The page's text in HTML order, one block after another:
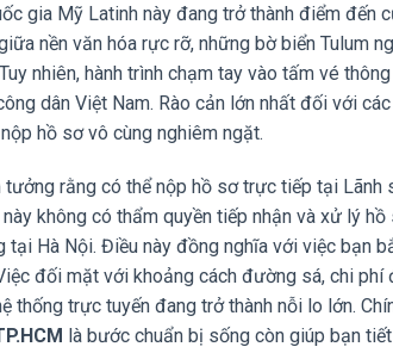
gia Mỹ Latinh này đang trở thành điểm
nền văn hóa rực rỡ, những bờ biển Tulum
nhiên, hành trình chạm tay vào tấm vé
dân Việt Nam. Rào cản lớn nhất đối với
hồ sơ vô cùng nghiêm ngặt.
rằng có thể nộp hồ sơ trực tiếp tại Lãnh
không có thẩm quyền tiếp nhận và xử lý
Hà Nội. Điều này đồng nghĩa với việc bạn
đối mặt với khoảng cách đường sá, chi
thống trực tuyến đang trở thành nỗi lo lớn.
là bước chuẩn bị sống còn giúp bạn